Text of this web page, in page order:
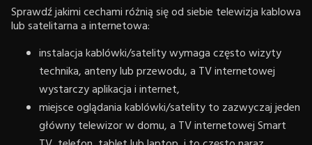
Sprawdź jakimi cechami różnią się od siebie telewizja kablowa
lub satelitarna a internetowa:
instalacja kablówki/satelity wymaga często wizyty
technika, anteny lub przewodu, a TV internetowej
wystarczy aplikacja i internet,
miejsce oglądania kablówki/satelity to zazwyczaj jeden
główny telewizor w domu, a TV internetowej Smart